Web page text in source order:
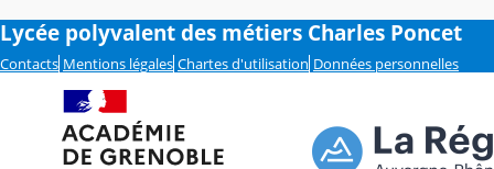
Lycée polyvalent des métiers Charles Poncet
Contacts Mentions légales Chartes d'utilisation Données personnelles